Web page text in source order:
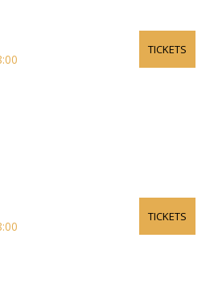
TICKETS
TICKETS